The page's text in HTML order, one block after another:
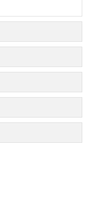
113 119
83 89